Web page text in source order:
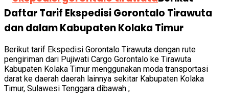
Daftar Tarif Ekspedisi Gorontalo Tirawuta
dan dalam Kabupaten Kolaka Timur
Berikut tarif Ekspedisi Gorontalo Tirawuta dengan rute
pengiriman dari Pujiwati Cargo Gorontalo ke Tirawuta
Kabupaten Kolaka Timur menggunakan moda transportasi
darat ke daerah daerah lainnya sekitar Kabupaten Kolaka
Timur, Sulawesi Tenggara dibawah ;